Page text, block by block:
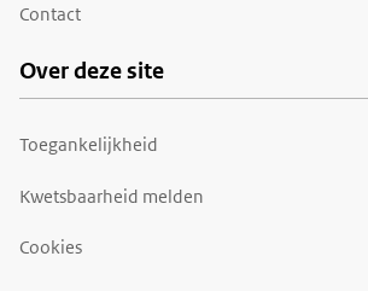
Contact
Over deze site
Toegankelijkheid
Kwetsbaarheid melden
Cookies